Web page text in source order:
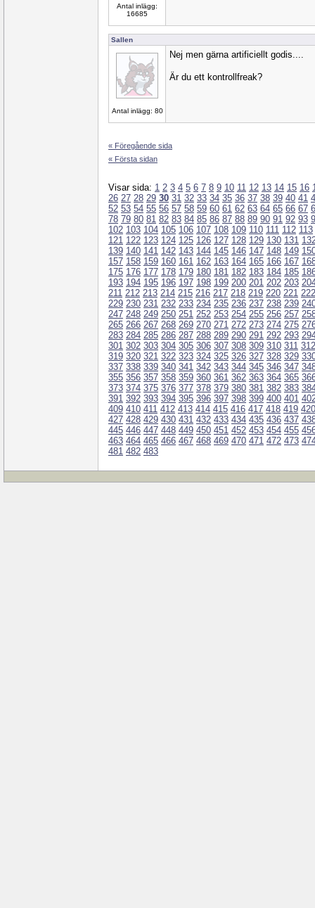
Antal inlägg:
16685
Sallen
Antal inlägg: 80
Nej men gärna artificiellt godis....
Är du ett kontrollfreak?
« Föregående sida
« Första sidan
Visar sida: 1 2 3 4 5 6 7 8 9 10 11 12 13 14 15 16
26 27 28 29 30 31 32 33 34 35 36 37 38 39 40 41
52 53 54 55 56 57 58 59 60 61 62 63 64 65 66 67
78 79 80 81 82 83 84 85 86 87 88 89 90 91 92 93
102 103 104 105 106 107 108 109 110 111 112 113
121 122 123 124 125 126 127 128 129 130 131
139 140 141 142 143 144 145 146 147 148 149
157 158 159 160 161 162 163 164 165 166 167
175 176 177 178 179 180 181 182 183 184 185
193 194 195 196 197 198 199 200 201 202 203
211 212 213 214 215 216 217 218 219 220 221 222
229 230 231 232 233 234 235 236 237 238 239
247 248 249 250 251 252 253 254 255 256 257
265 266 267 268 269 270 271 272 273 274 275
283 284 285 286 287 288 289 290 291 292 293
301 302 303 304 305 306 307 308 309 310 311 312
319 320 321 322 323 324 325 326 327 328 329
337 338 339 340 341 342 343 344 345 346 347
355 356 357 358 359 360 361 362 363 364 365
373 374 375 376 377 378 379 380 381 382 383
391 392 393 394 395 396 397 398 399 400 401
409 410 411 412 413 414 415 416 417 418 419 420
427 428 429 430 431 432 433 434 435 436 437
445 446 447 448 449 450 451 452 453 454 455
463 464 465 466 467 468 469 470 471 472 473
481 482 483